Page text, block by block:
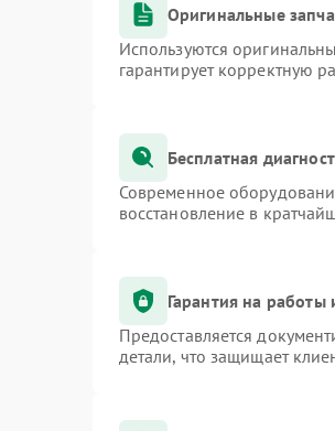
Оригинальные
Используются
гарантирует корректную
Бесплатная
Современное
восстановление в
Гарантия на работы
Предоставляется
детали, что защищает